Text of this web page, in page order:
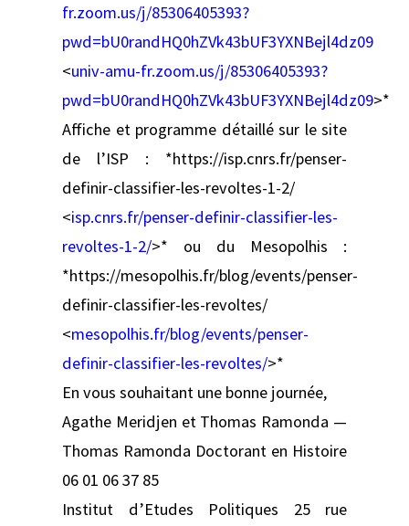
fr.zoom.us/j/85306405393?
pwd=bU0randHQ0hZVk43bUF3YXNBejl4dz09
<univ-amu-fr.zoom.us/j/85306405393?
pwd=bU0randHQ0hZVk43bUF3YXNBejl4dz09>*
Affiche et programme détaillé sur le site
de l’ISP : *https://isp.cnrs.fr/penser-
definir-classifier-les-revoltes-1-2/
<isp.cnrs.fr/penser-definir-classifier-les-
revoltes-1-2/>* ou du Mesopolhis :
*https://mesopolhis.fr/blog/events/penser-
definir-classifier-les-revoltes/
<mesopolhis.fr/blog/events/penser-
definir-classifier-les-revoltes/>*
En vous souhaitant une bonne journée,
Agathe Meridjen et Thomas Ramonda —
Thomas Ramonda Doctorant en Histoire
06 01 06 37 85
Institut d’Etudes Politiques 25 rue